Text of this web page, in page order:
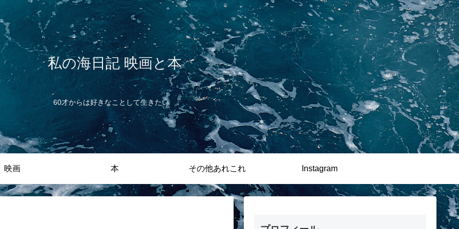
私の海日記 映画と本
60才からは好きなことして生きたい
映画 本 その他あれこれ Instagram